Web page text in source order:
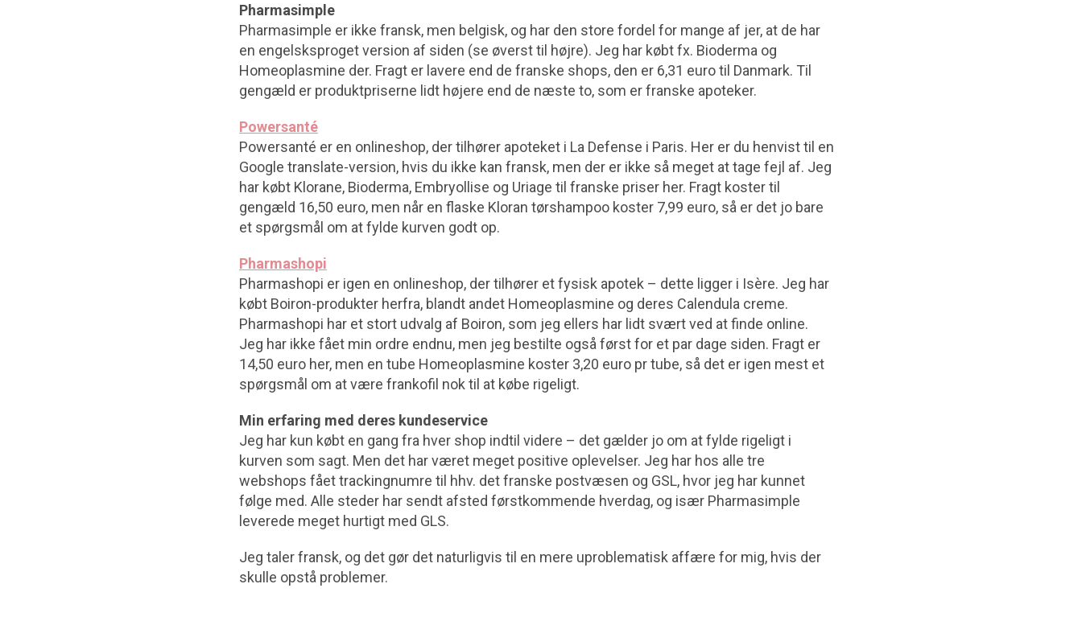
Pharmasimple
Pharmasimple er ikke fransk, men belgisk, og har den store fordel for mange af jer, at de har
en engelsksproget version af siden (se øverst til højre). Jeg har købt fx. Bioderma og
Homeoplasmine der. Fragt er lavere end de franske shops, den er 6,31 euro til Danmark. Til
gengæld er produktpriserne lidt højere end de næste to, som er franske apoteker.
Powersanté
Powersanté er en onlineshop, der tilhører apoteket i La Defense i Paris. Her er du henvist til en
Google translate-version, hvis du ikke kan fransk, men der er ikke så meget at tage fejl af. Jeg
har købt Klorane, Bioderma, Embryollise og Uriage til franske priser her. Fragt koster til
gengæld 16,50 euro, men når en flaske Kloran tørshampoo koster 7,99 euro, så er det jo bare
et spørgsmål om at fylde kurven godt op.
Pharmashopi
Pharmashopi er igen en onlineshop, der tilhører et fysisk apotek – dette ligger i Isère. Jeg har
købt Boiron-produkter herfra, blandt andet Homeoplasmine og deres Calendula creme.
Pharmashopi har et stort udvalg af Boiron, som jeg ellers har lidt svært ved at finde online.
Jeg har ikke fået min ordre endnu, men jeg bestilte også først for et par dage siden. Fragt er
14,50 euro her, men en tube Homeoplasmine koster 3,20 euro pr tube, så det er igen mest et
spørgsmål om at være frankofil nok til at købe rigeligt.
Min erfaring med deres kundeservice
Jeg har kun købt en gang fra hver shop indtil videre – det gælder jo om at fylde rigeligt i
kurven som sagt. Men det har været meget positive oplevelser. Jeg har hos alle tre
webshops fået trackingnumre til hhv. det franske postvæsen og GSL, hvor jeg har kunnet
følge med. Alle steder har sendt afsted førstkommende hverdag, og især Pharmasimple
leverede meget hurtigt med GLS.
Jeg taler fransk, og det gør det naturligvis til en mere uproblematisk affære for mig, hvis der
skulle opstå problemer.